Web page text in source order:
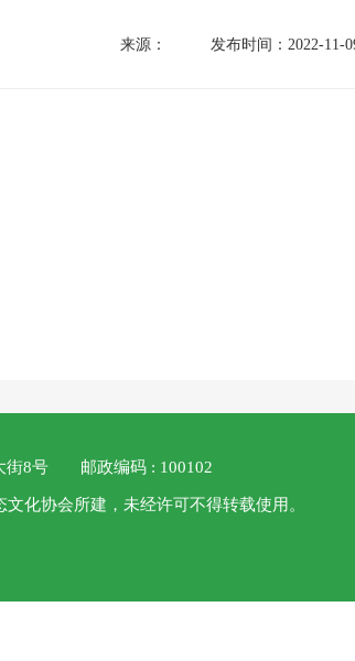
来源： 发布时间：2022-11-
街8号 邮政编码 : 100102
协会所建，未经许可不得转载使用。